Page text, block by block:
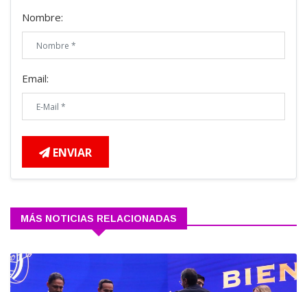
Nombre:
Email:
ENVIAR
MÁS NOTICIAS RELACIONADAS